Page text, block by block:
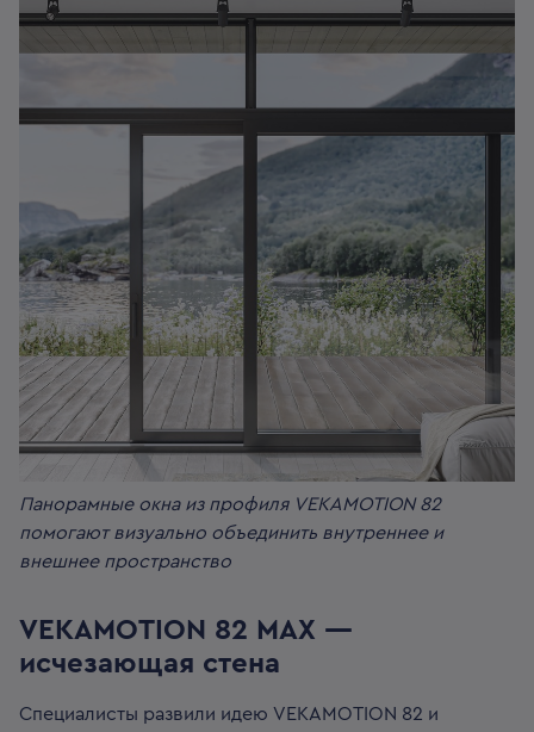
Панорамные окна из профиля VEKAMOTION 82
помогают визуально объединить внутреннее и
внешнее пространство
VEKAMOTION 82 MAX —
исчезающая стена
Специалисты развили идею VEKAMOTION 82 и